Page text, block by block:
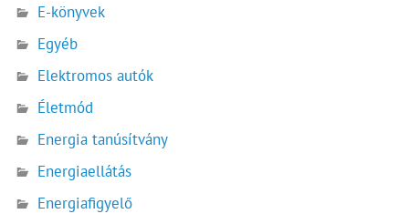
E-könyvek
Egyéb
Elektromos autók
Életmód
Energia tanúsítvány
Energiaellátás
Energiafigyelő